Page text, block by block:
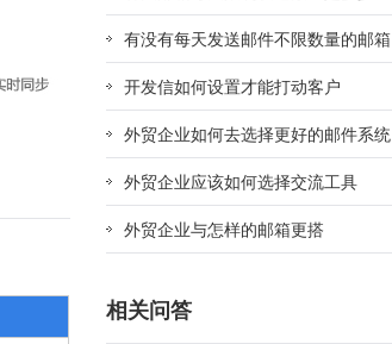
有没有每天发送邮件不限数量的邮箱
开发信如何设置才能打动客户
外贸企业如何去选择更好的邮件系统
外贸企业应该如何选择交流工具
外贸企业与怎样的邮箱更搭
相关问答